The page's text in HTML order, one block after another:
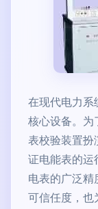
在现代电力系
核心设备。为
表校验装置扮
证电能表的运
电表的广泛
可信任度，也